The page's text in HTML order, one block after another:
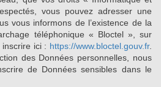
vous pouvez adresser une
vous informons de l’existence de la
téléphonique « Bloctel », sur
ici : https://www.bloctel.gouv.fr.
des Données personnelles, nous
de Données sensibles dans le